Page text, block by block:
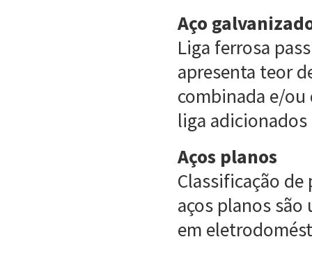
Aço
Liga ferrosa
apresenta teor
combinada e/
liga
Aços planos
Classificação
aços planos
em